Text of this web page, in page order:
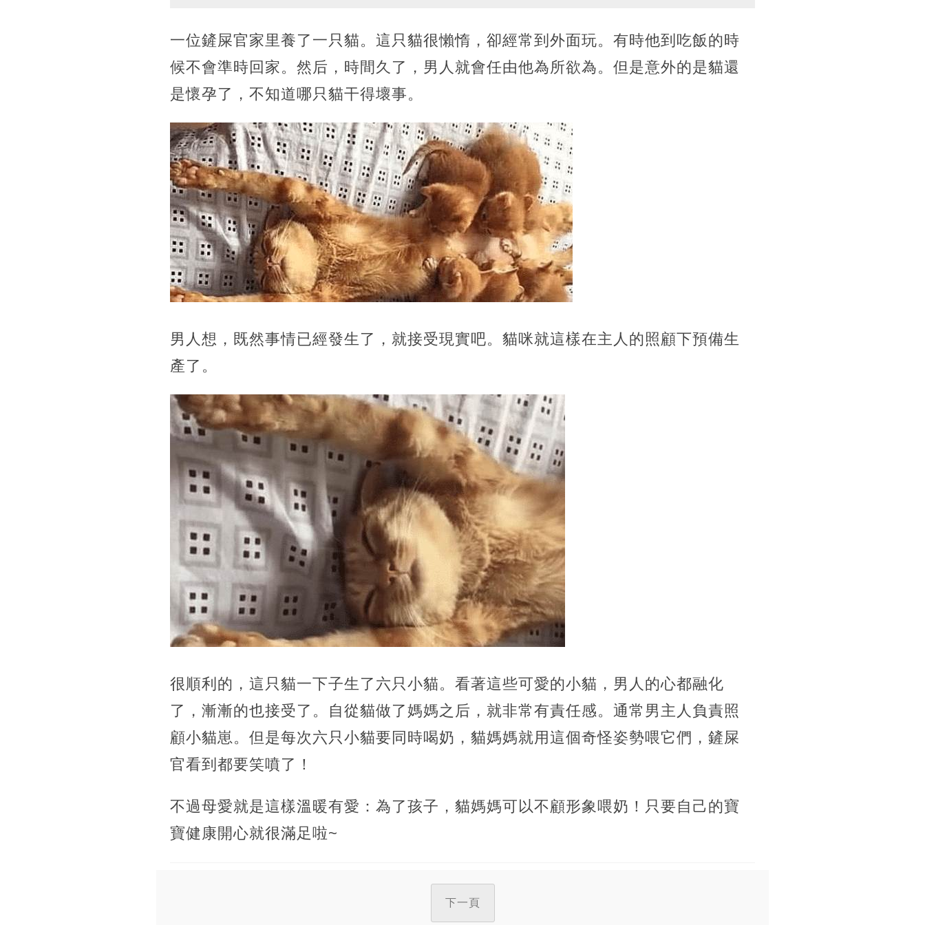
一位鏟屎官家里養了一只貓。這只貓很懶惰，卻經常到外面玩。有時他到吃飯的時
候不會準時回家。然后，時間久了，男人就會任由他為所欲為。但是意外的是貓還
是懷孕了，不知道哪只貓干得壞事。
男人想，既然事情已經發生了，就接受現實吧。貓咪就這樣在主人的照顧下預備生
產了。
很順利的，這只貓一下子生了六只小貓。看著這些可愛的小貓，男人的心都融化
了，漸漸的也接受了。自從貓做了媽媽之后，就非常有責任感。通常男主人負責照
顧小貓崽。但是每次六只小貓要同時喝奶，貓媽媽就用這個奇怪姿勢喂它們，鏟屎
官看到都要笑噴了！
不過母愛就是這樣溫暖有愛：為了孩子，貓媽媽可以不顧形象喂奶！只要自己的寶
寶健康開心就很滿足啦~
下一頁